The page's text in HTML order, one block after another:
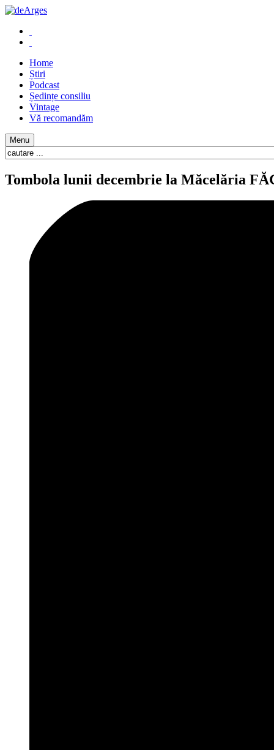
Home
Știri
Podcast
Ședințe consiliu
Vintage
Vă recomandăm
Menu
Tombola lunii decembrie la Măcelăria